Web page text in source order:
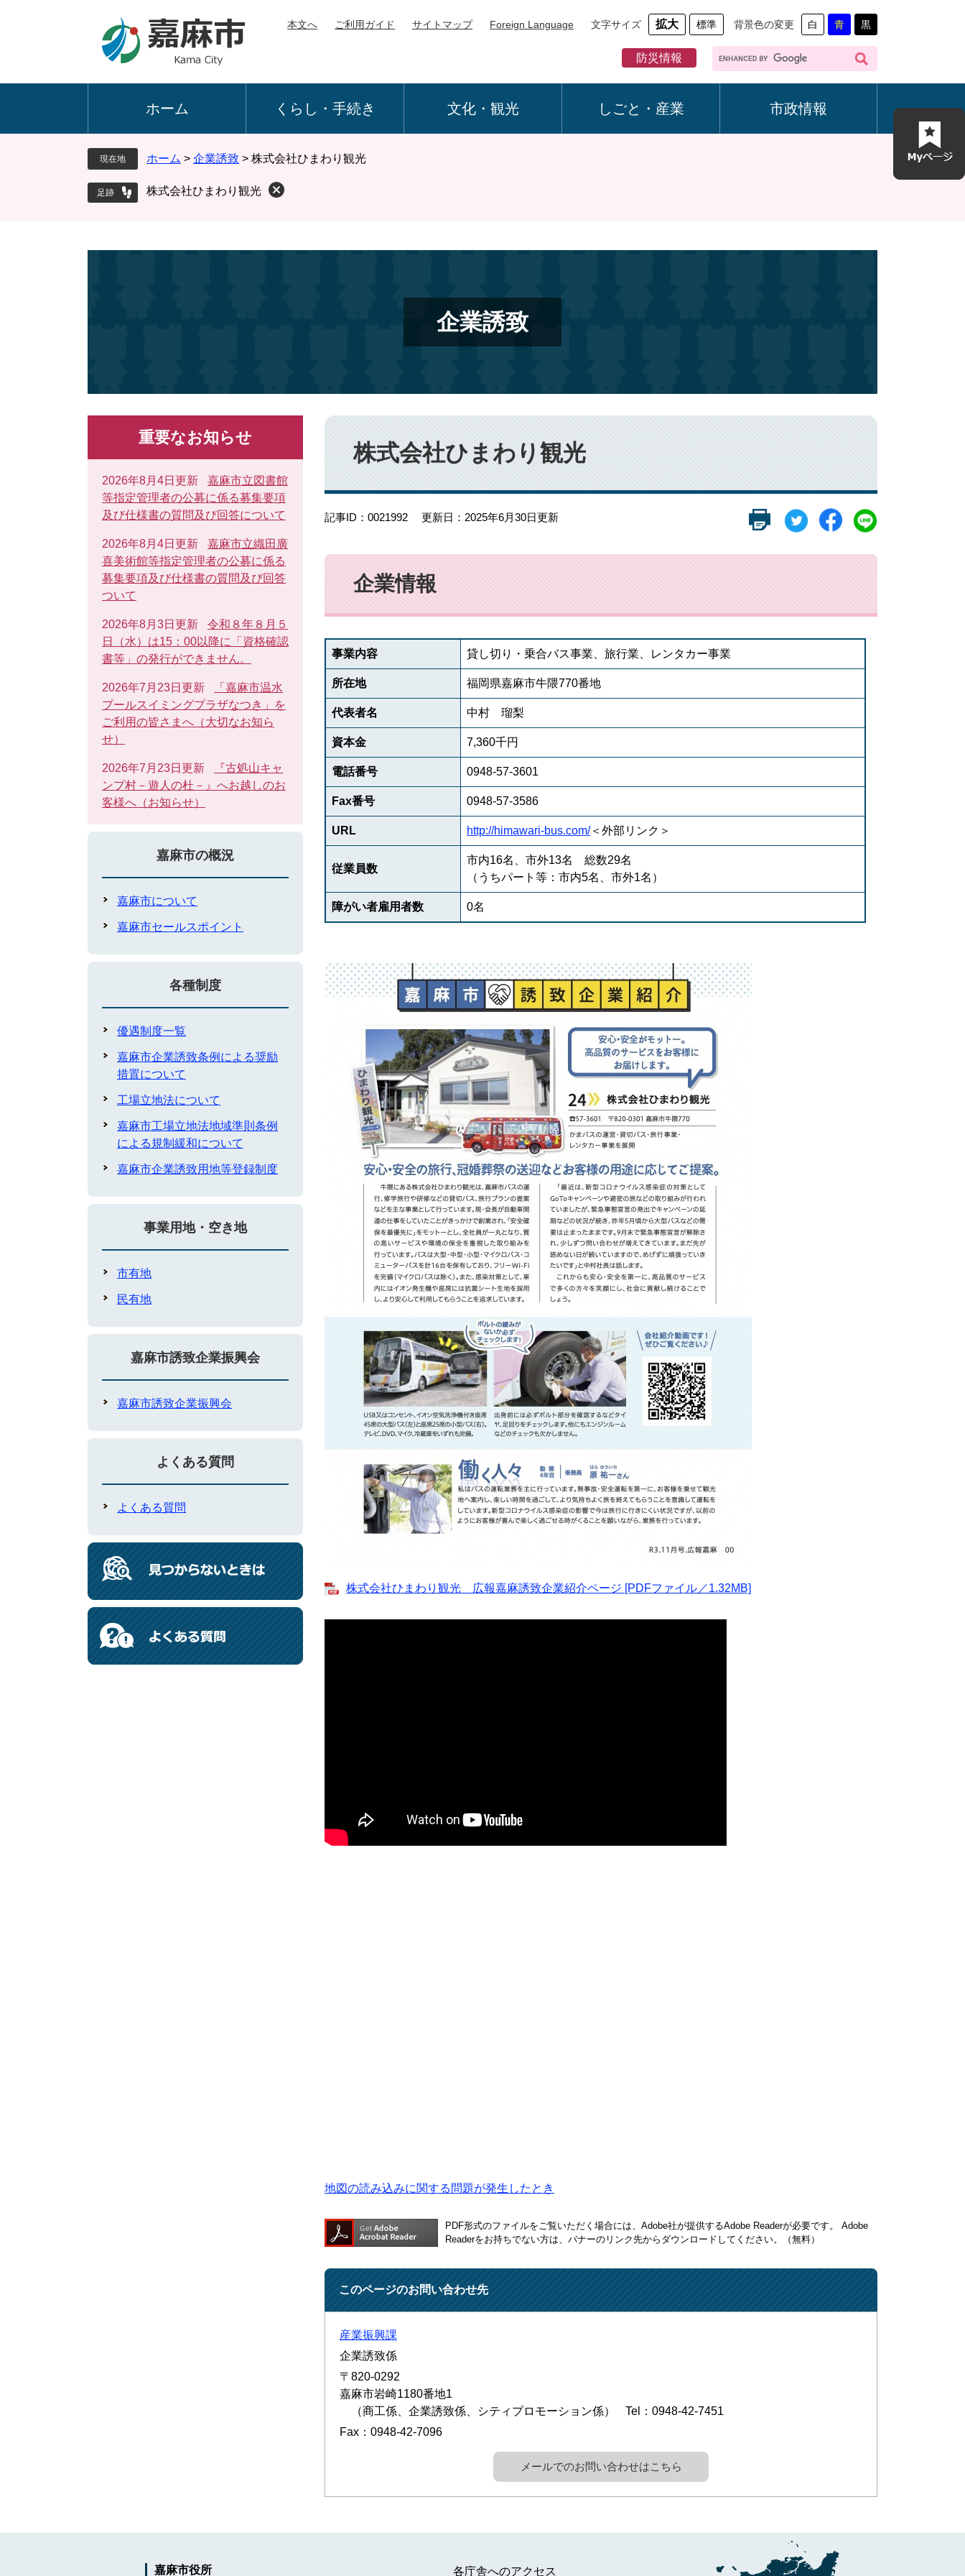
本文へ ご利用ガイド サイトマップ Foreign Language 文字サイズ 拡大 標準 背景色の変更 白 青 黒
防災情報
G
o
ホーム くらし・手続き 文化・観光 しごと・産業 市政情報
現在地 ホーム > 企業誘致 > 株式会社ひまわり観光
株式会社ひまわり観光
企業誘致
本
文
株式会社ひまわり観光
記事ID：0021992 更新日：2025年6月30日更新
企業情報
事業内容 貸し切り・乗合バス事業、旅行業、レンタカー事業
所在地 福岡県嘉麻市牛隈770番地
代表者名 中村 瑠梨
資本金 7,360千円
電話番号 0948-57-3601
Fax番号 0948-57-3586
URL http://himawari-bus.com/＜外部リンク＞
従業員数
市内16名、市外13名 総数29名
（うちパート等：市内5名、市外1名）
障がい者雇用者数 0名
株式会社ひまわり観光 広報嘉麻誘致企業紹介ページ [PDFファイル／1.32MB]
地図の読み込みに関する問題が発生したとき
PDF形式のファイルをご覧いただく場合には、Adobe社が提供するAdobe Readerが必要です。
Adobe
Readerをお持ちでない方は、バナーのリンク先からダウンロードしてください。（無料）
このページのお問い合わせ先
産業振興課
企業誘致係
〒820-0292
嘉麻市岩崎1180番地1
（商工係、企業誘致係、シティプロモーション係）
Tel：0948-42-7451
Fax：0948-42-7096
メールでのお問い合わせはこちら
重要なお知らせ
2026年8月4日更新
嘉麻市立図書館
等指定管理者の公募に係る募集要項
及び仕様書の質問及び回答について
2026年8月4日更新
嘉麻市立織田廣
喜美術館等指定管理者の公募に係る
募集要項及び仕様書の質問及び回答
ついて
2026年8月3日更新
令和８年８月５
日（水）は15：00以降に「資格確認
書等」の発行ができません。
2026年7月23日更新
「嘉麻市温水
プールスイミングプラザなつき」を
ご利用の皆さまへ（大切なお知ら
せ）
2026年7月23日更新
『古処山キャ
ンプ村－遊人の杜－』へお越しのお
客様へ（お知らせ）
嘉麻市の概況
嘉麻市について
嘉麻市セールスポイント
各種制度
優遇制度一覧
嘉麻市企業誘致条例による奨励
措置について
工場立地法について
嘉麻市工場立地法地域準則条例
による規制緩和について
嘉麻市企業誘致用地等登録制度
事業用地・空き地
市有地
民有地
嘉麻市誘致企業振興会
嘉麻市誘致企業振興会
よくある質問
よくある質問
嘉麻市役所 各庁舎へのアクセス